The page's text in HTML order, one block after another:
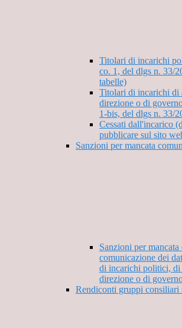
Titolari di incarichi
co. 1, del dlgs n. 33/
tabelle)
Titolari di incarichi di
direzione o di
1-bis, del dlgs n. 33/
Cessati dall'incarico
pubblicare sul sito
Sanzioni per mancata
Sanzioni per
comunicazione dei
di incarichi politici, di
direzione o di
Rendiconti gruppi